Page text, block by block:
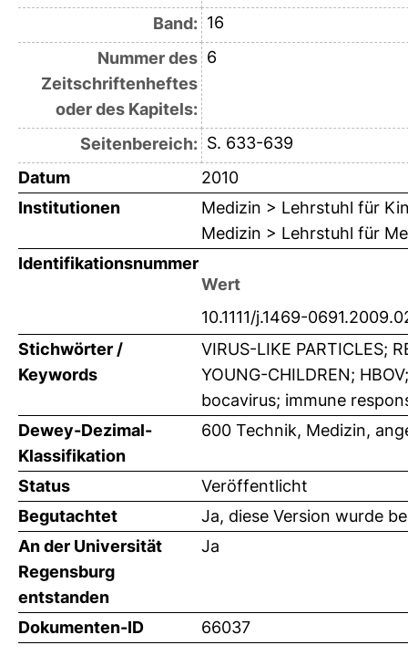
Band: 16
Nummer des
Zeitschriftenheftes
oder des Kapitels:
6
Seitenbereich: S. 633-639
Datum
2010
Institutionen
Medizin > Lehrstuhl für
Medizin > Lehrstuhl für
Identifikationsnummer
Wert
10.1111/j.1469-
Stichwörter /
Keywords
VIRUS-LIKE PARTICLES;
YOUNG-CHILDREN;
bocavirus; immune
Dewey-Dezimal-
Klassifikation
600 Technik, Medizin,
Status
Veröffentlicht
Begutachtet
Ja, diese Version wurde
An der Universität
Regensburg
entstanden
Ja
Dokumenten-ID 66037